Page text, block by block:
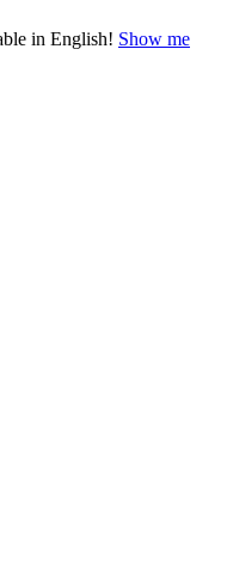
in English! Show me